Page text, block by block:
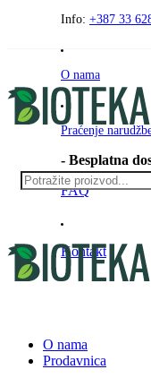
PreskočiteInfo: +387 33
O nama
Praćenje
- Besplatna
FAQ
Kontakt
O nama
Prodavnica